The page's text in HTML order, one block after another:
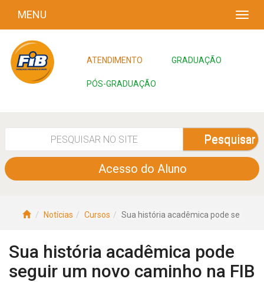
MENU
ATENDIMENTO GRADUAÇÃO
PÓS-GRADUAÇÃO
Pesquisar
Acesso do Aluno
Notícias Cursos Sua história acadêmica pode se
Sua história acadêmica pode
seguir um novo caminho na FIB